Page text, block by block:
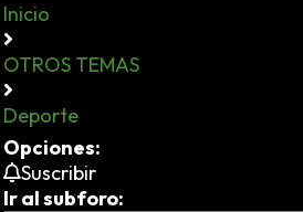
Inicio
OTROS TEMAS
Deporte
Opciones:
Suscribir
Ir al subforo: